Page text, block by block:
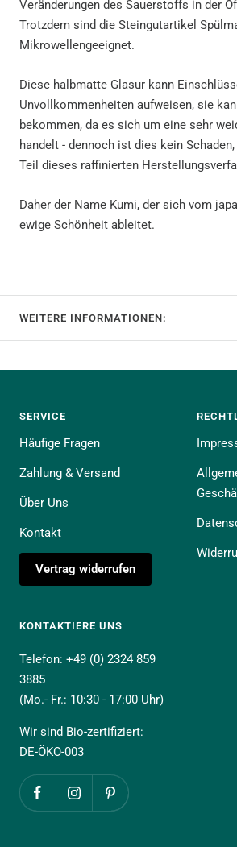
Veränderungen des Sauerstoffs in der
Trotzdem sind die Steingutartikel
Mikrowellengeeignet.
Diese halbmatte Glasur kann
Unvollkommenheiten aufweisen, sie
bekommen, da es sich um eine sehr
handelt - dennoch ist dies kein
Teil dieses raffinierten
Daher der Name Kumi, der sich vom
ewige Schönheit ableitet.
WEITERE INFORMATIONEN:
SERVICE
Häufige Fragen
Zahlung & Versand
Über Uns
Kontakt
Vertrag widerrufen
KONTAKTIERE UNS
Telefon: +49 (0) 2324 859
3885
(Mo.- Fr.: 10:30 - 17:00 Uhr)
Wir sind Bio-zertifiziert:
DE-ÖKO-003